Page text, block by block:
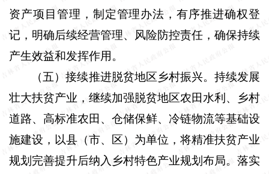
资产项目管理，制定管理办法，有序推进确权登
记，明确后续经营管理、风险防控责任，确保持续
产生效益和发挥作用。
（五）接续推进脱贫地区乡村振兴。 持续发展
壮大扶贫产业，继续加强脱贫地区农田水利、乡村
道路、高标准农田、仓储保鲜、冷链物流等基础设
施建设，以县（市、区）为单位，将精准扶贫产业
规划完善提升后纳入乡村特色产业规划布局。落实